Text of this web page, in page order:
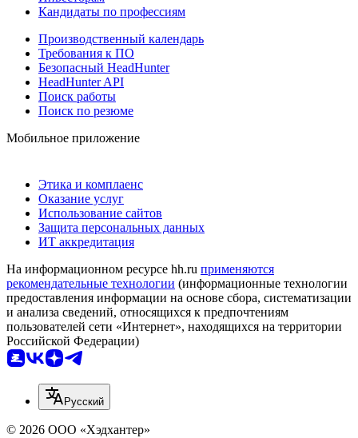
Кандидаты по профессиям
Производственный календарь
Требования к ПО
Безопасный HeadHunter
HeadHunter API
Поиск работы
Поиск по резюме
Мобильное приложение
Этика и комплаенс
Оказание услуг
Использование сайтов
Защита персональных данных
ИТ аккредитация
На информационном ресурсе hh.ru применяются
рекомендательные технологии (информационные технологии
предоставления информации на основе сбора, систематизации
и анализа сведений, относящихся к предпочтениям
пользователей сети «Интернет», находящихся на территории
Российской Федерации)
Русский
© 2026 ООО «Хэдхантер»